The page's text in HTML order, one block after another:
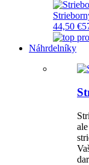
44,50 €
Náhrdelníky